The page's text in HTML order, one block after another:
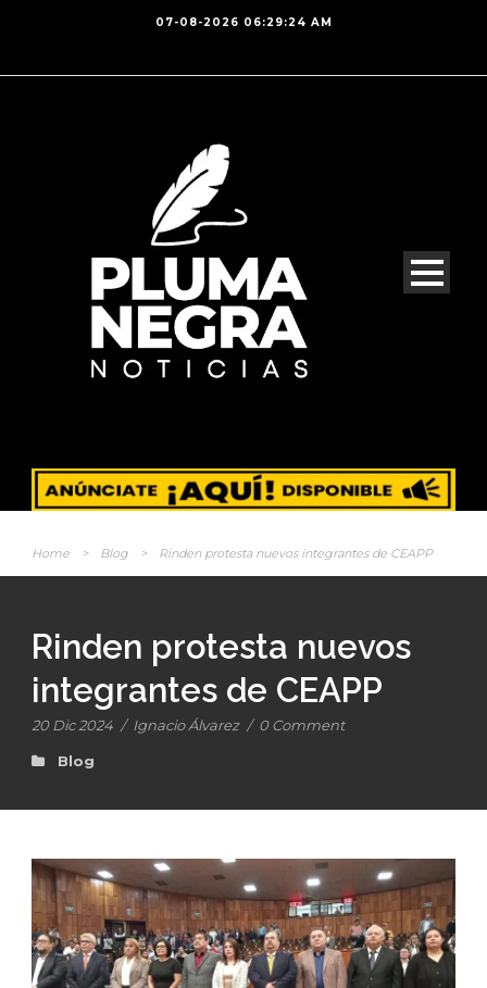
07-08-2026 06:29:24 AM
Home > Blog > Rinden protesta nuevos integrantes de CEAPP
Rinden protesta nuevos
integrantes de CEAPP
20 Dic 2024 / Ignacio Álvarez / 0 Comment
Blog